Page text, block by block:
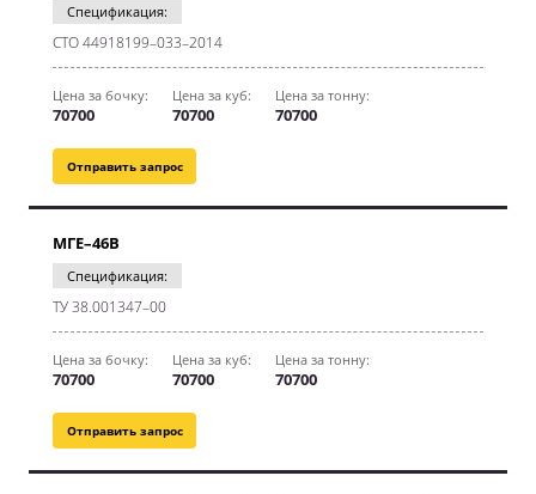
Отправить запрос
Спецификация:
СТО 44918199–033–2014
Цена за бочку:
70700
Цена за куб:
70700
Цена за тонну:
70700
Отправить запрос
МГЕ–46В
Спецификация:
ТУ 38.001347–00
Цена за бочку:
70700
Цена за куб:
70700
Цена за тонну:
70700